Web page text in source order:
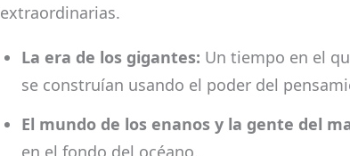
extraordinarias.
La era de los gigantes: Un tiempo en el
se construían usando el poder del
El mundo de los enanos y la gente del
en el fondo del océano.